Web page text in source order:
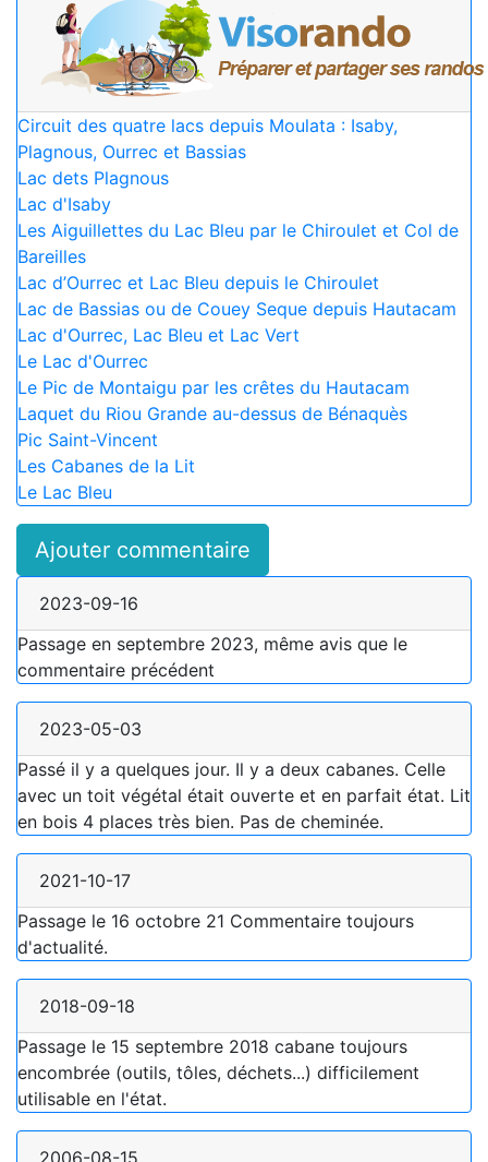
Circuit des quatre lacs depuis Moulata : Isaby,
Plagnous, Ourrec et Bassias
Lac dets Plagnous
Lac d'Isaby
Les Aiguillettes du Lac Bleu par le Chiroulet et Col de
Bareilles
Lac d’Ourrec et Lac Bleu depuis le Chiroulet
Lac de Bassias ou de Couey Seque depuis Hautacam
Lac d'Ourrec, Lac Bleu et Lac Vert
Le Lac d'Ourrec
Le Pic de Montaigu par les crêtes du Hautacam
Laquet du Riou Grande au-dessus de Bénaquès
Pic Saint-Vincent
Les Cabanes de la Lit
Le Lac Bleu
Ajouter commentaire
2023-09-16
Passage en septembre 2023, même avis que le
commentaire précédent
2023-05-03
Passé il y a quelques jour. Il y a deux cabanes. Celle
avec un toit végétal était ouverte et en parfait état. Lit
en bois 4 places très bien. Pas de cheminée.
2021-10-17
Passage le 16 octobre 21 Commentaire toujours
d'actualité.
2018-09-18
Passage le 15 septembre 2018 cabane toujours
encombrée (outils, tôles, déchets...) difficilement
utilisable en l'état.
2006-08-15